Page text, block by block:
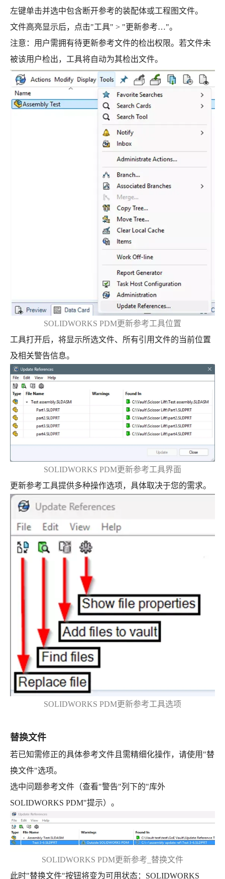
左键单击并选中包含断开参考的装配体或工程图文件。
文件高亮显示后，点击"工具" > "更新参考…"。
注意：用户需拥有待更新参考文件的检出权限。若文件未
被该用户检出，工具将自动为其检出文件。
SOLIDWORKS PDM更新参考工具位置
工具打开后，将显示所选文件、所有引用文件的当前位置
及相关警告信息。
SOLIDWORKS PDM更新参考工具界面
更新参考工具提供多种操作选项，具体取决于您的需求。
SOLIDWORKS PDM更新参考工具选项
替换文件
若已知需修正的具体参考文件且需精细化操作，请使用"替
换文件"选项。
选中问题参考文件（查看"警告"列下的"库外
SOLIDWORKS PDM"提示）。
SOLIDWORKS PDM更新参考_替换文件
此时"替换文件"按钮将变为可用状态：SOLIDWORKS